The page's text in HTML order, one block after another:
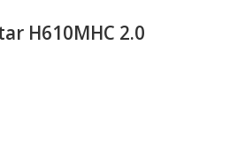
H610MHC 2.0